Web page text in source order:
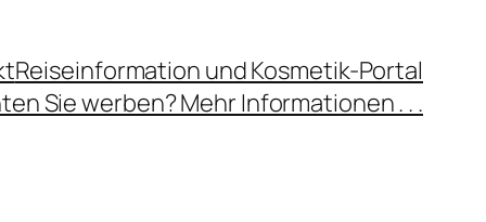
Reiseinformation und Kosmetik-Portal
Sie werben? Mehr Informationen . . .